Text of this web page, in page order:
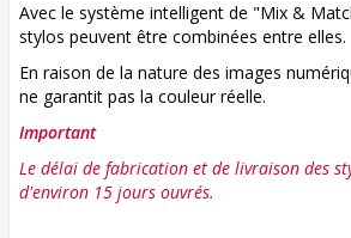
Avec le système intelligent de "Mix &
stylos peuvent être combinées entre elles.
En raison de la nature des images
ne garantit pas la couleur réelle.
Important
Le délai de fabrication et de livraison des
d'environ 15 jours ouvrés.